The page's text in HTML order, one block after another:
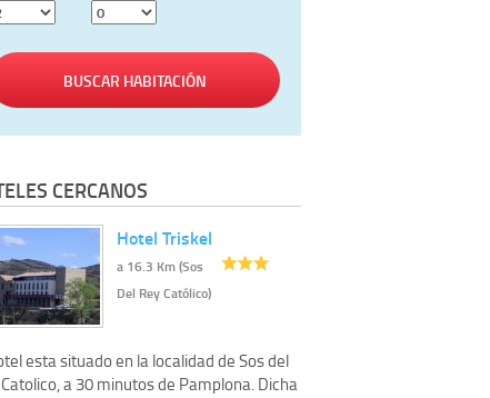
BUSCAR HABITACIÓN
CERCANOS
Hotel Triskel
a 16.3 Km (Sos
Del Rey Católico)
esta situado en la localidad de Sos del
a 30 minutos de Pamplona. Dicha